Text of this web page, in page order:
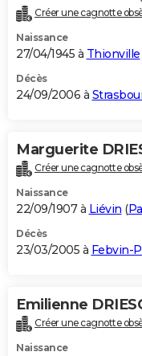
Créer une cagnotte
Naissance
27/04/1945 à Thionville
Décès
24/09/2006 à
Marguerite
Créer une cagnotte
Naissance
22/09/1907 à Liévin (
Décès
23/03/2005 à Febvin-
Emilienne
Créer une cagnotte
Naissance